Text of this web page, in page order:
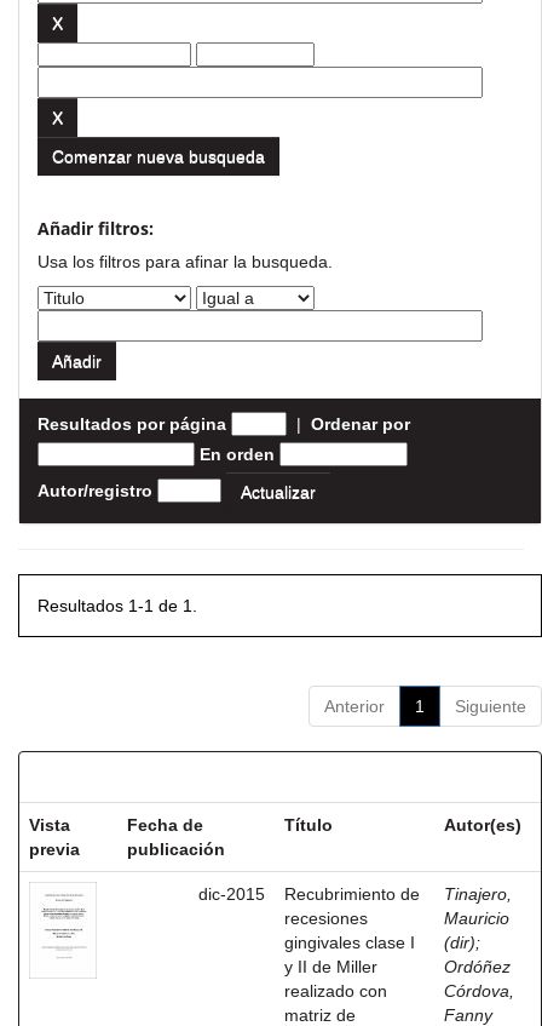
Comenzar nueva busqueda
Añadir filtros:
Usa los filtros para afinar la busqueda.
Resultados por página | Ordenar por
En orden
Autor/registro
Resultados 1-1 de 1.
Anterior 1 Siguiente
Vista
previa
Fecha de
publicación
Título Autor(es)
dic-2015
Recubrimiento de
recesiones
gingivales clase I
y II de Miller
realizado con
matriz de
Tinajero,
Mauricio
(dir);
Ordóñez
Córdova,
Fanny